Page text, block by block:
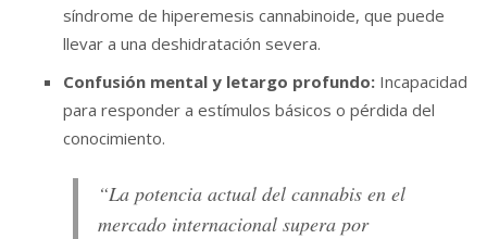
síndrome de hiperemesis cannabinoide, que puede
llevar a una deshidratación severa.
Confusión mental y letargo profundo: Incapacidad
para responder a estímulos básicos o pérdida del
conocimiento.
“La potencia actual del cannabis en el
mercado internacional supera por